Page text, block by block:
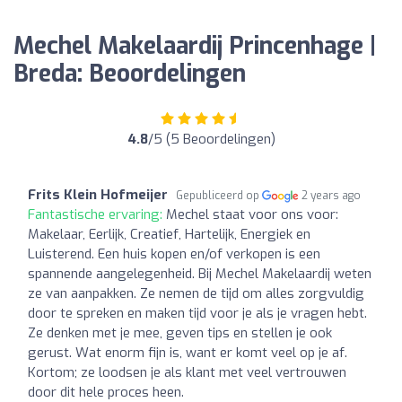
Mechel Makelaardij Princenhage |
Breda: Beoordelingen
4.8/5 (5 Beoordelingen)
Frits Klein Hofmeijer Gepubliceerd op 2 years ago
Fantastische ervaring: Mechel staat voor ons voor:
Makelaar, Eerlijk, Creatief, Hartelijk, Energiek en
Luisterend. Een huis kopen en/of verkopen is een
spannende aangelegenheid. Bij Mechel Makelaardij weten
ze van aanpakken. Ze nemen de tijd om alles zorgvuldig
door te spreken en maken tijd voor je als je vragen hebt.
Ze denken met je mee, geven tips en stellen je ook
gerust. Wat enorm fijn is, want er komt veel op je af.
Kortom; ze loodsen je als klant met veel vertrouwen
door dit hele proces heen.